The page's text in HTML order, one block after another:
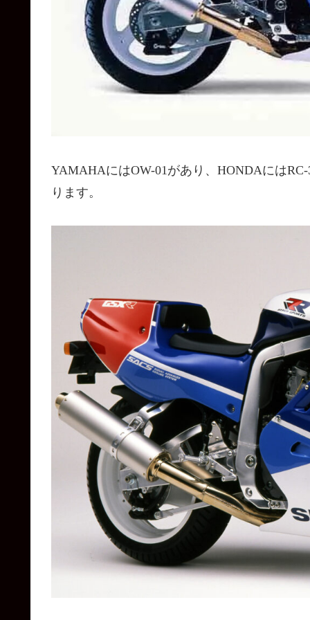
YAMAHAにはOW-01があり、HONDAには
ります。